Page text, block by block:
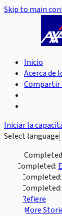
Skip to main
Inicio
Acerca de
Compartir
Iniciar la
Select language
Completed:
Completed:
Completed:
Refiere
More